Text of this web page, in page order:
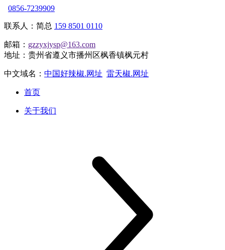
0856-7239909
联系人：简总 159 8501 0110
邮箱： gzzyxjysp@163.com
地址：贵州省遵义市播州区枫香镇枫元村
中文域名： 中国好辣椒.网址 雷天椒.网址
首页
关于我们